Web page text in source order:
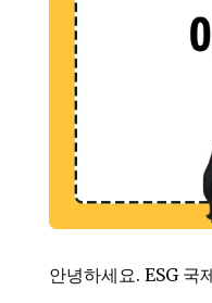
안녕하세요. ESG 국